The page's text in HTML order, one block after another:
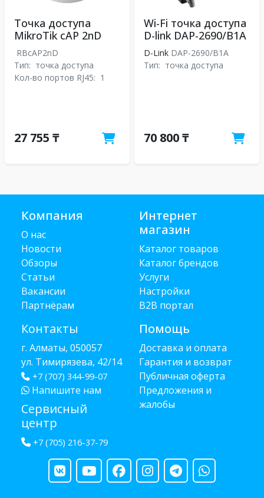
Точка доступа
MikroTik cAP 2nD
RBcAP2nD
Тип: точка доступа
Кол-во портов RJ45: 1
27 755 ₸
Wi-Fi точка доступа
D-link DAP-2690/B1A
D-Link DAP-2690/B1A
Тип: точка доступа
70 800 ₸
Компания
О нас
Новости
Обзоры
Статьи
Вакансии
Партнёрам
Контакты
г. Алматы, 050057
ул. Тимирязева, 42/14
+7 (707) 344-99-07
Напишите нам
Сервисный
центр
+7 (705) 216-37-79
Интернет
магазин
Каталог товаров
Каталог брендов
Услуги
Настройки
B2B портал
Помощь
Доставка и оплата
Гарантия и возврат
Публичная оферта
Предложения и
жалобы